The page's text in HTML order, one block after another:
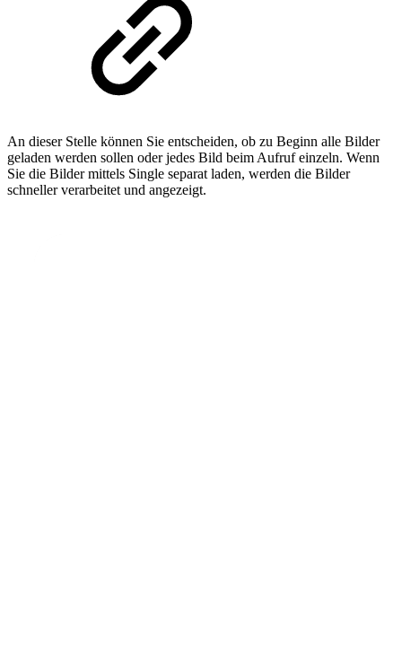
An dieser Stelle können Sie entscheiden, ob zu Beginn alle Bilder
geladen werden sollen oder jedes Bild beim Aufruf einzeln. Wenn
Sie die Bilder mittels Single separat laden, werden die Bilder
schneller verarbeitet und angezeigt.